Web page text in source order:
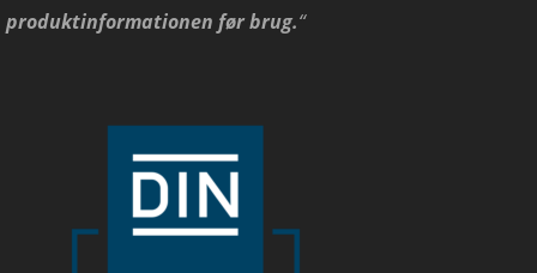
produktinformationen før brug.“